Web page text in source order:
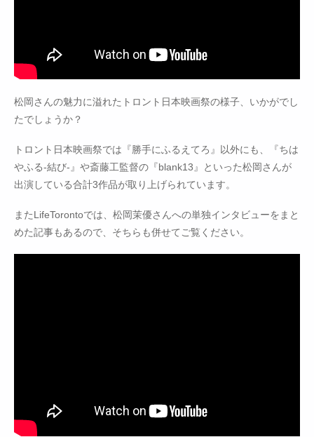
松岡さんの魅力に溢れたトロント日本映画祭の様子、いかがでし
たでしょうか？
トロント日本映画祭では『勝手にふるえてろ』以外にも、『ちは
やふる-結び-』や斎藤工監督の『blank13』といった松岡さんが
出演している合計3作品が取り上げられています。
またLifeTorontoでは、松岡茉優さんへの単独インタビューをまと
めた記事もあるので、そちらも併せてご覧ください。